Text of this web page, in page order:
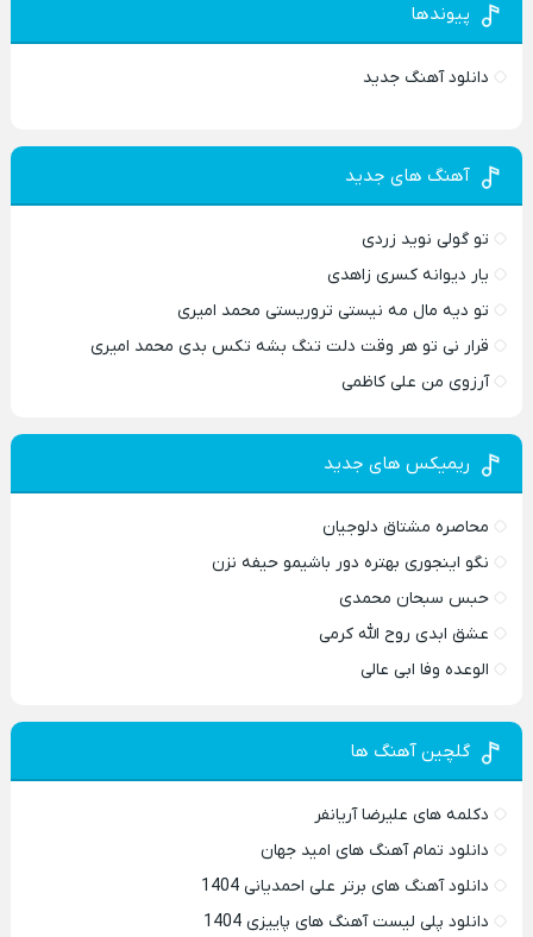
پیوندها
دانلود آهنگ جدید
آهنگ های جدید
تو گولی نوید زردی
یار دیوانه کسری زاهدی
تو دیه مال مه نیستی تروریستی محمد امیری
قرار نی تو هر وقت دلت تنگ بشه تکس بدی محمد امیری
آرزوی من علی کاظمی
ریمیکس های جدید
محاصره مشتاق دلوجیان
نگو اینجوری بهتره دور باشیمو حیفه نزن
حبس سبحان محمدی
عشق ابدی روح الله کرمی
الوعده وفا ابی عالی
گلچین آهنگ ها
دکلمه های علیرضا آریانفر
دانلود تمام آهنگ های امید جهان
دانلود آهنگ های برتر علی احمدیانی 1404
دانلود پلی لیست آهنگ های پاییزی 1404